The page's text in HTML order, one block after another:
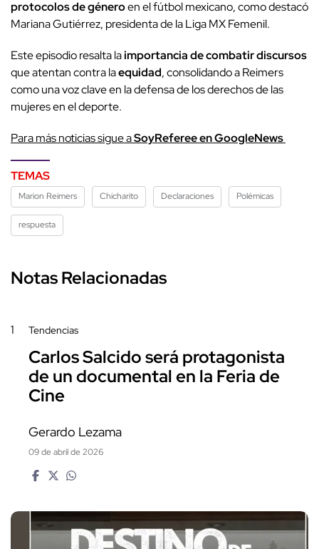
protocolos de géneroen el fútbol mexicano, como destacó
Mariana Gutiérrez, presidenta de la Liga MX Femenil.
Este episodio resalta laimportancia de combatir discursos
que atentan contra laequidad, consolidando a Reimers
como una voz clave en la defensa de los derechos de las
mujeres en el deporte.
Para más noticias sigue aSoyReferee en GoogleNews
TEMAS
Marion Reimers Chicharito Declaraciones Polémicas
respuesta
Notas Relacionadas
1 Tendencias
Carlos Salcido será protagonista
de un documental en la Feria de
Cine
Gerardo Lezama
09 de abril de 2026